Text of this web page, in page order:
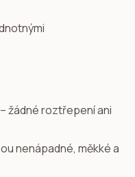
žádné roztřepení ani
nenápadné, měkké a